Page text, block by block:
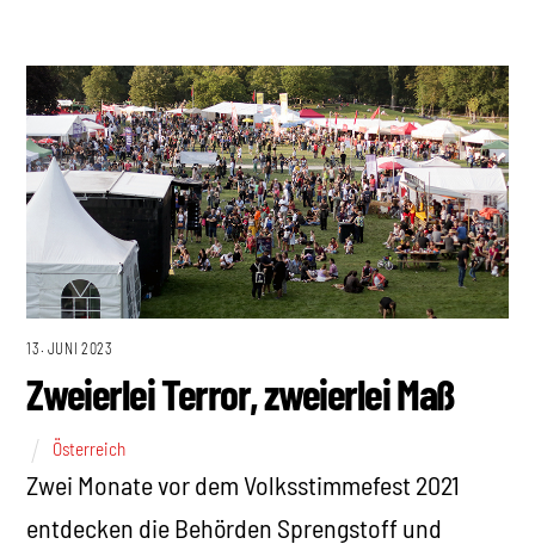
13. JUNI 2023
Zweierlei Terror, zweierlei Maß
Österreich
Zwei Monate vor dem Volksstimmefest 2021
entdecken die Behörden Sprengstoff und